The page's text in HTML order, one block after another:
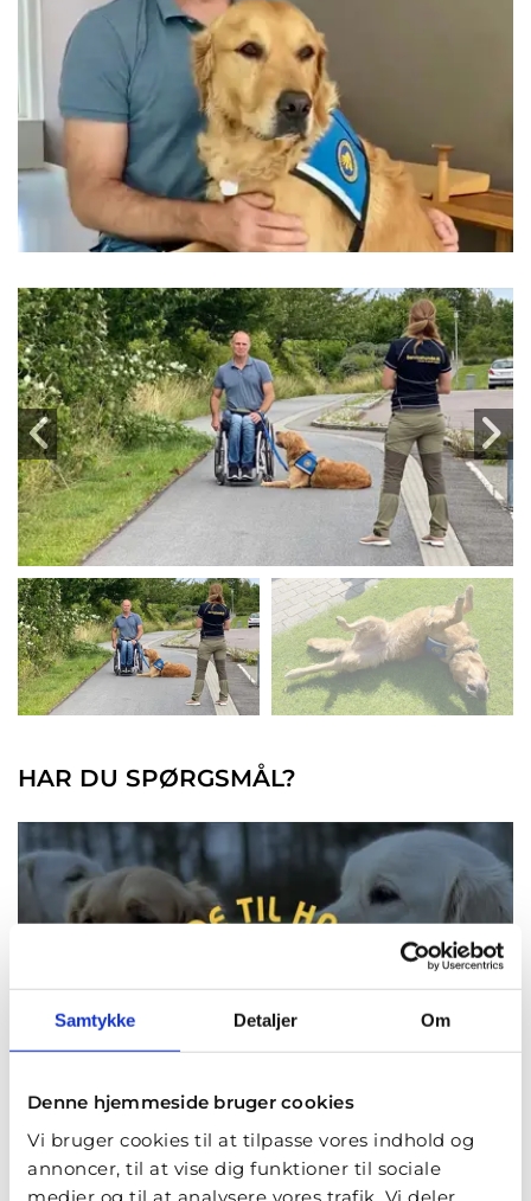
Samtykke Detaljer Om
Denne hjemmeside bruger cookies
Vi bruger cookies til at tilpasse vores indhold og
annoncer, til at vise dig funktioner til sociale
medier og til at analysere vores trafik. Vi deler
HAR DU SPØRGSMÅL?